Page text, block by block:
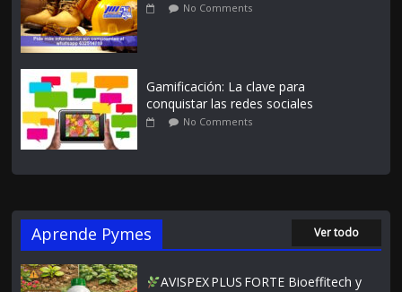
No Comments
Gamificación: La clave para
conquistar las redes sociales
No Comments
Aprende Pymes Ver todo
AVISPEX PLUS FORTE Bioeffitech y